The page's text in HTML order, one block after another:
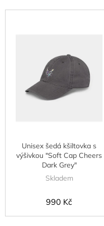
Unisex šedá kšiltovka s
výšivkou "Soft Cap Cheers
Dark Grey"
Skladem
990 Kč